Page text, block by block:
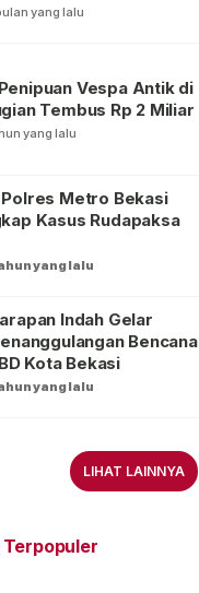
yang lalu
yang lalu
Vespa Antik di
Tembus Rp 2 Miliar
yang lalu
Metro Bekasi
Kasus Rudapaksa
yang lalu
Indah Gelar
Bencana
Kota Bekasi
LIHAT LAINNYA